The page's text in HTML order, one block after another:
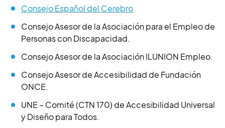
Consejo Español del Cerebro
Consejo Asesor de la Asociación para el Empleo de
Personas con Discapacidad.
Consejo Asesor de la Asociación ILUNION Empleo.
Consejo Asesor de Accesibilidad de Fundación
ONCE.
UNE – Comité (CTN 170) de Accesibilidad Universal
y Diseño para Todos.